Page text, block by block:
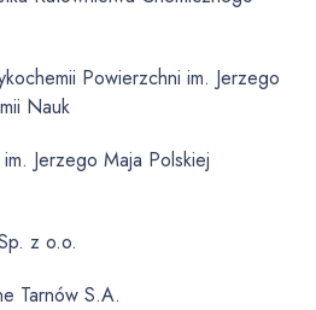
Powierzchni im. Jerzego
Nauk
Jerzego Maja Polskiej
z o.o.
Tarnów S.A.